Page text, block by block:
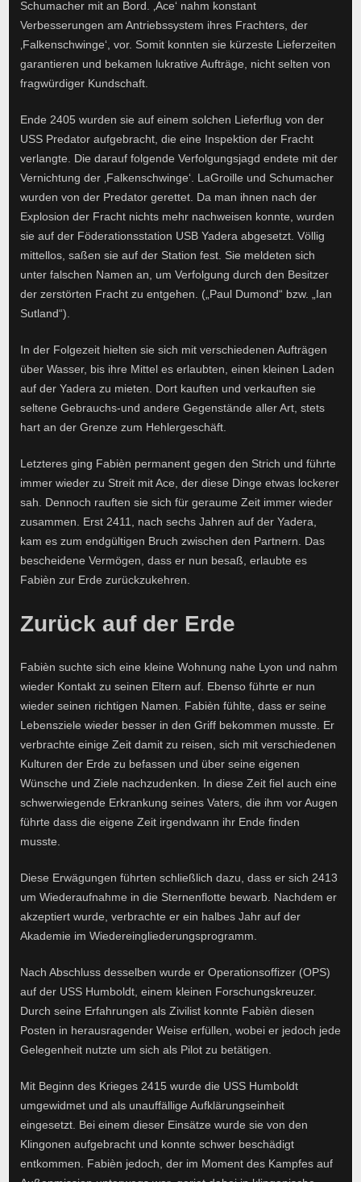
Schumacher mit an Bord. ‚Ace‘ nahm konstant
Verbesserungen am Antriebssystem ihres Frachters, der
‚Falkenschwinge‘, vor. Somit konnten sie kürzeste Lieferzeiten
garantieren und bekamen lukrative Aufträge, nicht selten von
fragwürdiger Kundschaft.
Ende 2405 wurden sie auf einem solchen Lieferflug von der
USS Predator aufgebracht, die eine Inspektion der Fracht
verlangte. Die darauf folgende Verfolgungsjagd endete mit der
Vernichtung der ‚Falkenschwinge‘. LaGroille und Schumacher
wurden von der Predator gerettet. Da man ihnen nach der
Explosion der Fracht nichts mehr nachweisen konnte, wurden
sie auf der Föderationsstation USB Yadera abgesetzt. Völlig
mittellos, saßen sie auf der Station fest. Sie meldeten sich
unter falschen Namen an, um Verfolgung durch den Besitzer
der zerstörten Fracht zu entgehen. („Paul Dumond“ bzw. „Ian
Sutland“).
In der Folgezeit hielten sie sich mit verschiedenen Aufträgen
über Wasser, bis ihre Mittel es erlaubten, einen kleinen Laden
auf der Yadera zu mieten. Dort kauften und verkauften sie
seltene Gebrauchs-und andere Gegenstände aller Art, stets
hart an der Grenze zum Hehlergeschäft.
Letzteres ging Fabièn permanent gegen den Strich und führte
immer wieder zu Streit mit Ace, der diese Dinge etwas lockerer
sah. Dennoch rauften sie sich für geraume Zeit immer wieder
zusammen. Erst 2411, nach sechs Jahren auf der Yadera,
kam es zum endgültigen Bruch zwischen den Partnern. Das
bescheidene Vermögen, dass er nun besaß, erlaubte es
Fabièn zur Erde zurückzukehren.
Zurück auf der Erde
Fabièn suchte sich eine kleine Wohnung nahe Lyon und nahm
wieder Kontakt zu seinen Eltern auf. Ebenso führte er nun
wieder seinen richtigen Namen. Fabièn fühlte, dass er seine
Lebensziele wieder besser in den Griff bekommen musste. Er
verbrachte einige Zeit damit zu reisen, sich mit verschiedenen
Kulturen der Erde zu befassen und über seine eigenen
Wünsche und Ziele nachzudenken. In diese Zeit fiel auch eine
schwerwiegende Erkrankung seines Vaters, die ihm vor Augen
führte dass die eigene Zeit irgendwann ihr Ende finden
musste.
Diese Erwägungen führten schließlich dazu, dass er sich 2413
um Wiederaufnahme in die Sternenflotte bewarb. Nachdem er
akzeptiert wurde, verbrachte er ein halbes Jahr auf der
Akademie im Wiedereingliederungsprogramm.
Nach Abschluss desselben wurde er Operationsoffizer (OPS)
auf der USS Humboldt, einem kleinen Forschungskreuzer.
Durch seine Erfahrungen als Zivilist konnte Fabièn diesen
Posten in herausragender Weise erfüllen, wobei er jedoch jede
Gelegenheit nutzte um sich als Pilot zu betätigen.
Mit Beginn des Krieges 2415 wurde die USS Humboldt
umgewidmet und als unauffällige Aufklärungseinheit
eingesetzt. Bei einem dieser Einsätze wurde sie von den
Klingonen aufgebracht und konnte schwer beschädigt
entkommen. Fabièn jedoch, der im Moment des Kampfes auf